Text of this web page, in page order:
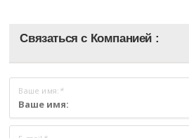
Связаться с Компанией :
Ваше имя: *